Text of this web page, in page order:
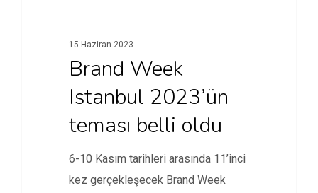
15 Haziran 2023
Brand Week
Istanbul 2023’ün
teması belli oldu
6-10 Kasım tarihleri arasında 11’inci
kez gerçekleşecek Brand Week